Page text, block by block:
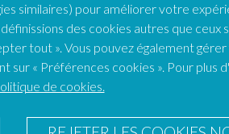
similaires) pour améliorer votre
des cookies autres que
tout ». Vous pouvez également
sur « Préférences cookies ». Pour plus
de cookies.